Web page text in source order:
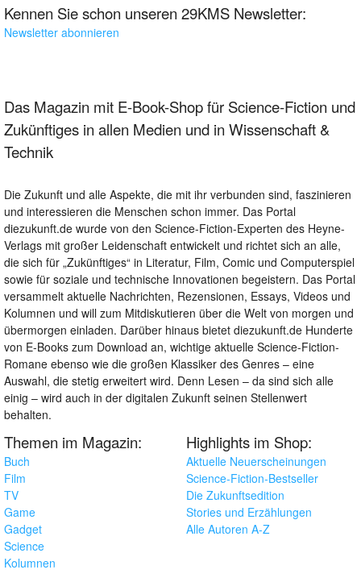
Kennen Sie schon unseren 29KMS Newsletter:
Newsletter abonnieren
Das Magazin mit E-Book-Shop für Science-Fiction und
Zukünftiges in allen Medien und in Wissenschaft &
Technik
Die Zukunft und alle Aspekte, die mit ihr verbunden sind, faszinieren
und interessieren die Menschen schon immer. Das Portal
diezukunft.de wurde von den Science-Fiction-Experten des Heyne-
Verlags mit großer Leidenschaft entwickelt und richtet sich an alle,
die sich für „Zukünftiges“ in Literatur, Film, Comic und Computerspiel
sowie für soziale und technische Innovationen begeistern. Das Portal
versammelt aktuelle Nachrichten, Rezensionen, Essays, Videos und
Kolumnen und will zum Mitdiskutieren über die Welt von morgen und
übermorgen einladen. Darüber hinaus bietet diezukunft.de Hunderte
von E-Books zum Download an, wichtige aktuelle Science-Fiction-
Romane ebenso wie die großen Klassiker des Genres – eine
Auswahl, die stetig erweitert wird. Denn Lesen – da sind sich alle
einig – wird auch in der digitalen Zukunft seinen Stellenwert
behalten.
Themen im Magazin:
Buch
Film
TV
Game
Gadget
Science
Kolumnen
Highlights im Shop:
Aktuelle Neuerscheinungen
Science-Fiction-Bestseller
Die Zukunftsedition
Stories und Erzählungen
Alle Autoren A-Z